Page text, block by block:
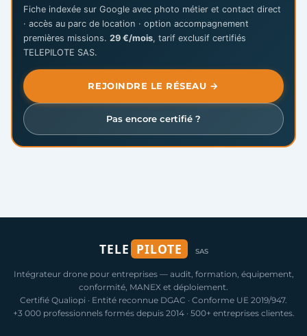
Fiche indexée sur Google avec photo métier et contact direct
· accès au parc de location · option accompagnement
premières missions. 29 €/mois, tarif exclusif certifiés
TELEPILOTE SAS.
REJOINDRE LE RÉSEAU →
Pas encore certifié ?
TELE PILOTE SAS
Intégrateur drone pour entreprises — audit, formation, équipement,
conformité, MANEX et déploiement.
Certifié Qualiopi · Entité reconnue DGAC · Conforme UE 2019/947.
+3 000 professionnels formés depuis 2014 · 500+ entreprises clientes.